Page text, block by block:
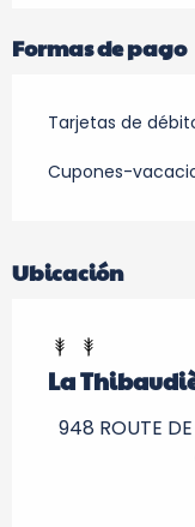
Formas de pago
Tarjetas de
Cupones-
Ubicación
La
948 ROUTE